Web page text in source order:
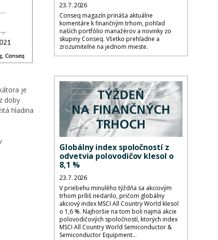
je
doby
hladina
23. 7. 2026
Conseq magazín prináša aktuálne
komentáre k finančným trhom, pohľad
naších portfólio manažérov a novinky zo
skupiny Conseq. Všetko prehľadne a
zrozumiteľne na jednom mieste.
Globálny index spoločností z
odvetvia polovodičov klesol o
8,1 %
23. 7. 2026
V priebehu minulého týždňa sa akciovým
trhom príliš nedarilo, pričom globálny
akciový index MSCI All Country World klesol
o 1,6 %. Najhoršie na tom boli najmä akcie
polovodičových spoločností, ktorých index
MSCI All Country World Semiconductor &
Semiconductor Equipment...